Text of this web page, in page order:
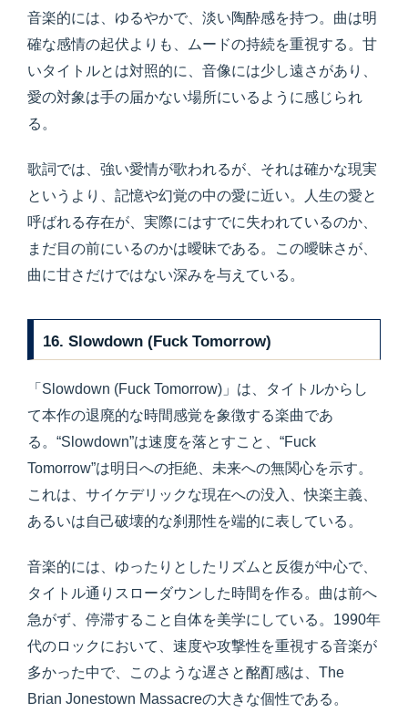
音楽的には、ゆるやかで、淡い陶酔感を持つ。曲は明
確な感情の起伏よりも、ムードの持続を重視する。甘
いタイトルとは対照的に、音像には少し遠さがあり、
愛の対象は手の届かない場所にいるように感じられ
る。
歌詞では、強い愛情が歌われるが、それは確かな現実
というより、記憶や幻覚の中の愛に近い。人生の愛と
呼ばれる存在が、実際にはすでに失われているのか、
まだ目の前にいるのかは曖昧である。この曖昧さが、
曲に甘さだけではない深みを与えている。
16. Slowdown (Fuck Tomorrow)
「Slowdown (Fuck Tomorrow)」は、タイトルからし
て本作の退廃的な時間感覚を象徴する楽曲であ
る。“Slowdown”は速度を落とすこと、“Fuck
Tomorrow”は明日への拒絶、未来への無関心を示す。
これは、サイケデリックな現在への没入、快楽主義、
あるいは自己破壊的な刹那性を端的に表している。
音楽的には、ゆったりとしたリズムと反復が中心で、
タイトル通りスローダウンした時間を作る。曲は前へ
急がず、停滞すること自体を美学にしている。1990年
代のロックにおいて、速度や攻撃性を重視する音楽が
多かった中で、このような遅さと酩酊感は、The
Brian Jonestown Massacreの大きな個性である。